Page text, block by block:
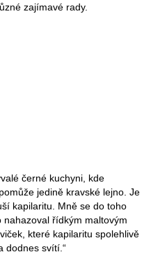
zajímavé rady.
černé kuchyni, kde
jedině kravské lejno. Je
kapilaritu. Mně se do toho
řídkým maltovým
které kapilaritu spolehlivě
dodnes svítí.“